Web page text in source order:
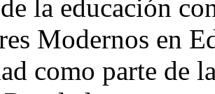
la educación
Modernos en
como parte de